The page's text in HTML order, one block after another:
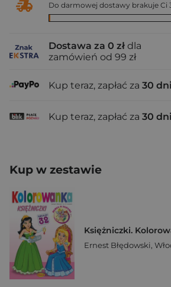
Do darmowej dostawy brakuje Ci
Dostawa za 0 zł dla
zamówień od 99 zł
Kup teraz, zapłać za 30 dni
Kup teraz, zapłać za 30 dni
Kup w zestawie
Księżniczki.
Ernest Błędowski,